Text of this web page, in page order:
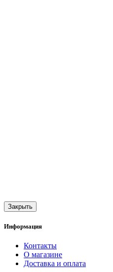
Закрыть
Информация
Контакты
О магазине
Доставка и оплата